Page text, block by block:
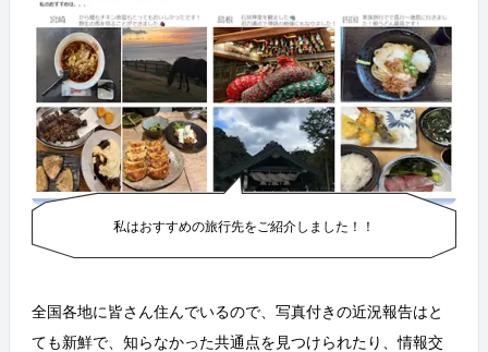
私はおすすめの旅行先をご紹介しました！！
全国各地に皆さん住んでいるので、写真付きの近況報告はと
ても新鮮で、知らなかった共通点を見つけられたり、情報交